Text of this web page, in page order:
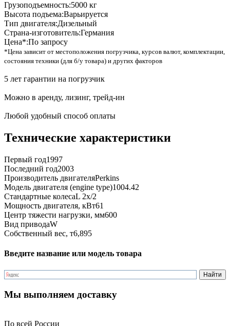
Грузоподъемность:5000 кг
Высота подъема:Варьируется
Тип двигателя:Дизельный
Страна-изготовитель:Германия
Цена*:По запросу
*Цена зависит от местоположения погрузчика, курсов валют, комплектации,
состояния техники (для б/у товара) и других факторов
5 лет гарантии на погрузчик
Можно в аренду, лизинг, трейд-ин
Любой удобный способ оплаты
Технические характеристики
Первый год1997
Последний год2003
Производитель двигателяPerkins
Модель двигателя (engine type)1004.42
Стандартные колесаL 2x/2
Мощность двигателя, кВт61
Центр тяжести нагрузки, мм600
Вид приводаW
Собственный вес, т6,895
Введите название или модель товара
Мы выполняем доставку
По всей России